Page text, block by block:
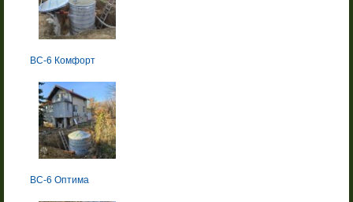
BC-6 Комфорт
BC-6 Оптима